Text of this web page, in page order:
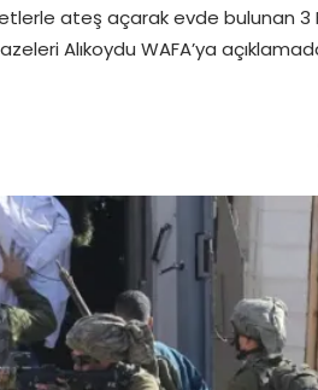
ateş açarak evde bulunan 3
Alıkoydu WAFA’ya